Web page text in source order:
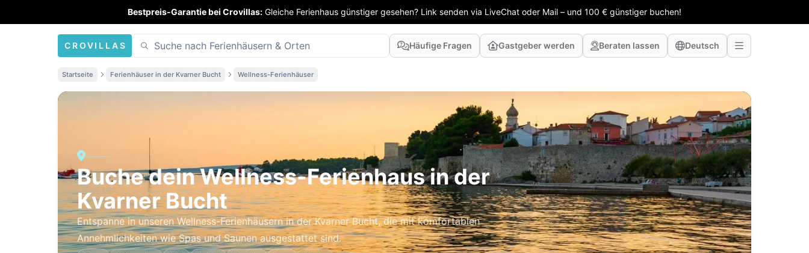
Bestpreis-Garantie bei Crovillas: Gleiche Ferienhaus günstiger gesehen? Link senden via LiveChat oder Mail – und 100 € günstiger buchen!
CROVILLAS Häufige Fragen Gastgeber werden Beraten lassen Deutsch
Startseite Ferienhäuser in der Kvarner Bucht Wellness-Ferienhäuser
Buche dein Wellness-Ferienhaus in der
Kvarner Bucht
Entspanne in unseren Wellness-Ferienhäusern in der Kvarner Bucht, die mit komfortablen
Annehmlichkeiten wie Spas und Saunen ausgestattet sind.